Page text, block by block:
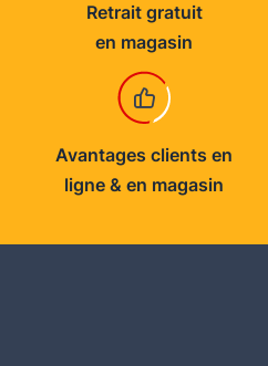
Retrait gratuit
en magasin
Avantages clients en
ligne & en magasin